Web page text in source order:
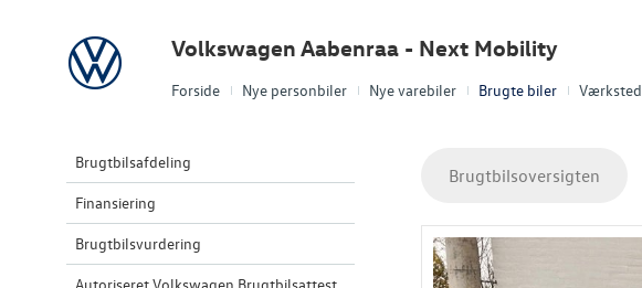
Forside Nye personbiler Nye varebiler Brugte biler Værksted
Volkswagen Volkswagen Aabenraa - Next Mobility
Brugtbilsafdeling
Finansiering
Brugtbilsvurdering
Brugtbilsoversigten